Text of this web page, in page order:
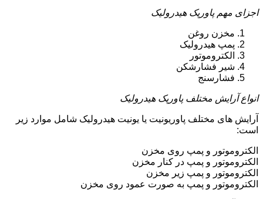
اجزای مهم پاورپک هیدرولیک
مخزن روغن
پمپ هیدرولیک
الکتروموتور
شیر فشارشکن
فشارسنج
انواع آرایش مختلف پاورپک هیدرولیک
آرایش های مختلف پاوریونیت یا یونیت هیدرولیک شامل موارد زیر
است:
الکتروموتور و پمپ روی مخزن
الکتروموتور و پمپ در کنار مخزن
الکتروموتور و پمپ زیر مخزن
الکتروموتور و پمپ به صورت عمود روی مخزن